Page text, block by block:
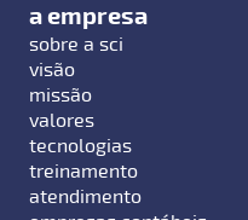
a empresa
sobre a sci
visão
missão
valores
tecnologias
treinamento
atendimento